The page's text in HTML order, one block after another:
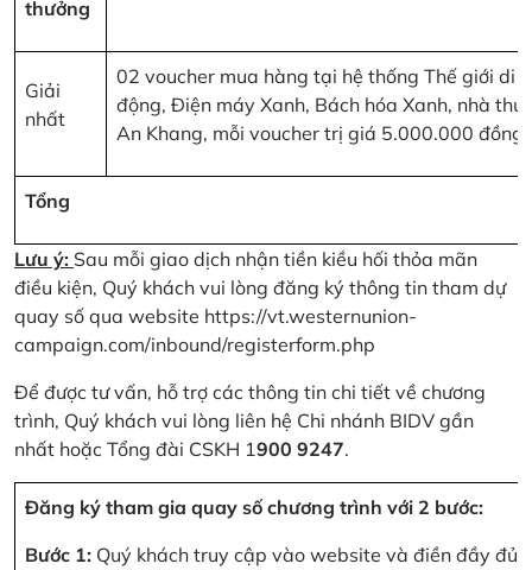
thưởng
Giải
nhất
02 voucher mua hàng tại hệ thống Thế giới di
động, Điện máy Xanh, Bách hóa Xanh, nhà
An Khang, mỗi voucher trị giá 5.000.000 đồng
Tổng
Lưu ý: Sau mỗi giao dịch nhận tiền kiều hối thỏa mãn
điều kiện, Quý khách vui lòng đăng ký thông tin tham dự
quay số qua website https://vt.westernunion-
campaign.com/inbound/registerform.php
Để được tư vấn, hỗ trợ các thông tin chi tiết về chương
trình, Quý khách vui lòng liên hệ Chi nhánh BIDV gần
nhất hoặc Tổng đài CSKH 1900 9247.
Đăng ký tham gia quay số chương trình với 2 bước:
Bước 1: Quý khách truy cập vào website và điền đầy đủ